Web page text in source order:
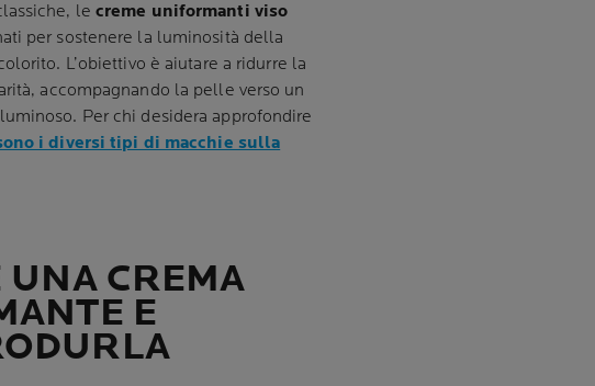
le creme uniformanti viso
per sostenere la luminosità della
L’obiettivo è aiutare a ridurre la
accompagnando la pelle verso un
Per chi desidera approfondire
i diversi tipi di macchie sulla
UNA CREMA
E